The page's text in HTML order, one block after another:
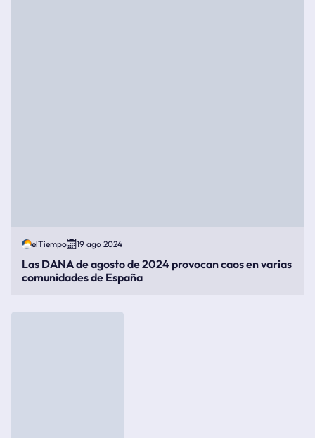
elTiempo 19 ago 2024
Las DANA de agosto de 2024 provocan caos en varias
comunidades de España